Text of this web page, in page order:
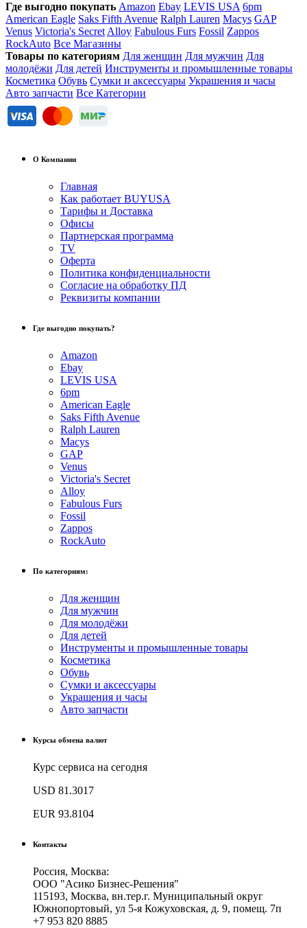
Где выгодно покупать Amazon Ebay LEVIS USA 6pm
American Eagle Saks Fifth Avenue Ralph Lauren Macys GAP
Venus Victoria's Secret Alloy Fabulous Furs Fossil Zappos
RockAuto Все Магазины
Товары по категориям Для женщин Для мужчин Для
молодёжи Для детей Инструменты и промышленные товары
Косметика Обувь Сумки и аксессуары Украшения и часы
Авто запчасти Все Категории
О Компании
Главная
Как работает BUYUSA
Тарифы и Доставка
Офисы
Партнерская программа
TV
Оферта
Политика конфиденциальности
Согласие на обработку ПД
Реквизиты компании
Где выгодно покупать?
Amazon
Ebay
LEVIS USA
6pm
American Eagle
Saks Fifth Avenue
Ralph Lauren
Macys
GAP
Venus
Victoria's Secret
Alloy
Fabulous Furs
Fossil
Zappos
RockAuto
По категориям:
Для женщин
Для мужчин
Для молодёжи
Для детей
Инструменты и промышленные товары
Косметика
Обувь
Сумки и аксессуары
Украшения и часы
Авто запчасти
Курсы обмена валют
Курс сервиса на сегодня
USD 81.3017
EUR 93.8104
Контакты
Россия, Москва:
ООО "Асико Бизнес-Решения"
115193, Москва, вн.тер.г. Муниципальный округ
Южнопортовый, ул 5-я Кожуховская, д. 9, помещ. 7п
+7 953 820 8885